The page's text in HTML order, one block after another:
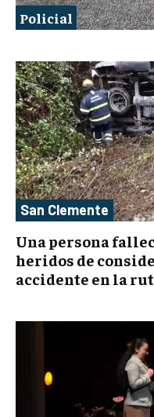
Policial
San Clemente
Una persona
heridos de
accidente en la